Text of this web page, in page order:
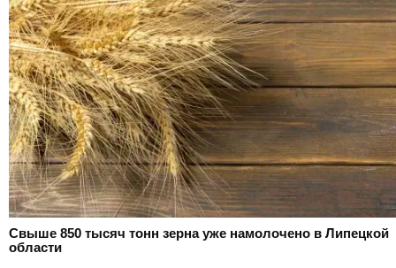
Свыше 850 тысяч тонн зерна уже намолочено в Липецкой
области